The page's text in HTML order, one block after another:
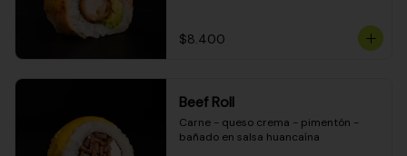
$8.400
Beef Roll
Carne - queso crema - pimentón -
bañado en salsa huancaína